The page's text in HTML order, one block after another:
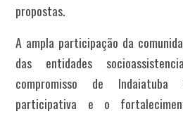
propostas.
A ampla participação da
das entidades
compromisso de
participativa e o